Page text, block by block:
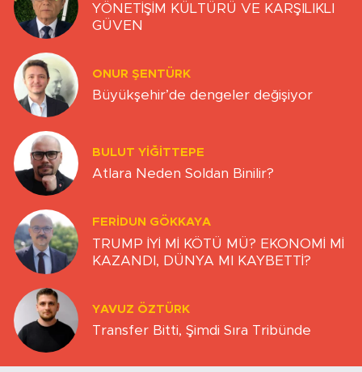
YÖNETİŞİM KÜLTÜRÜ VE KARŞILIKLI
GÜVEN
ONUR ŞENTÜRK
Büyükşehir’de dengeler değişiyor
BULUT YİĞİTTEPE
Atlara Neden Soldan Binilir?
FERIDUN GÖKKAYA
TRUMP İYİ Mİ KÖTÜ MÜ? EKONOMİ Mİ
KAZANDI, DÜNYA MI KAYBETTİ?
YAVUZ ÖZTÜRK
Transfer Bitti, Şimdi Sıra Tribünde